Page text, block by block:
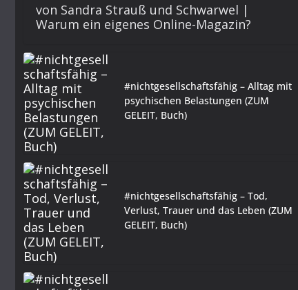
von Sandra Strauß und Schwarwel |
Warum ein eigenes Online-Magazin?
#nichtgesellschaftsfähig – Alltag mit
psychischen Belastungen (ZUM
GELEIT, Buch)
#nichtgesellschaftsfähig – Tod,
Verlust, Trauer und das Leben (ZUM
GELEIT, Buch)